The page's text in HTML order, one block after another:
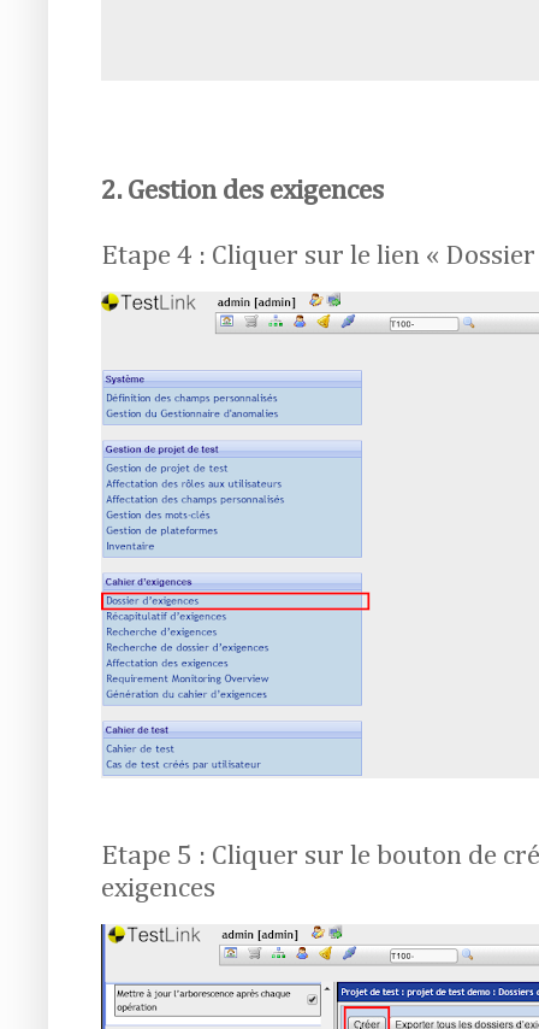
2. Gestion des exigences
Etape 4 : Cliquer sur le lien « Dossier
Etape 5 : Cliquer sur le bouton de
exigences